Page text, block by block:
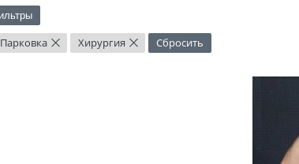
Парковка × Хирургия × Сбросить